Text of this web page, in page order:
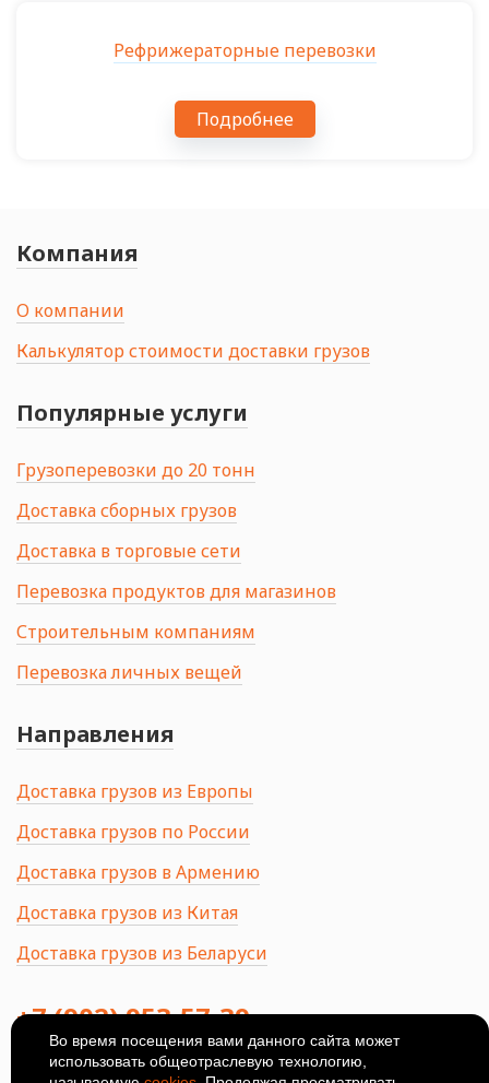
Рефрижераторные перевозки
Подробнее
Компания
О компании
Калькулятор стоимости доставки грузов
Популярные услуги
Грузоперевозки до 20 тонн
Доставка сборных грузов
Доставка в торговые сети
Перевозка продуктов для магазинов
Строительным компаниям
Перевозка личных вещей
Направления
Доставка грузов из Европы
Доставка грузов по России
Доставка грузов в Армению
Доставка грузов из Китая
Доставка грузов из Беларуси
+7 (902) 953-57-39
414024, Россия, Астрахань, ул.
Во время посещения вами данного сайта может
использовать общеотраслевую технологию,